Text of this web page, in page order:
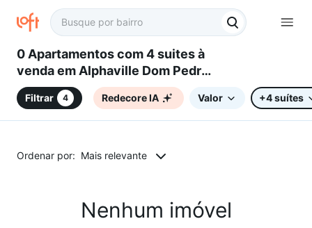
0 Apartamentos com 4 suites à
venda em Alphaville Dom Pedro,
Campinas, SP
Filtrar 4 Redecore IA Valor +4 suítes
Ordenar por: Mais relevante
Nenhum imóvel